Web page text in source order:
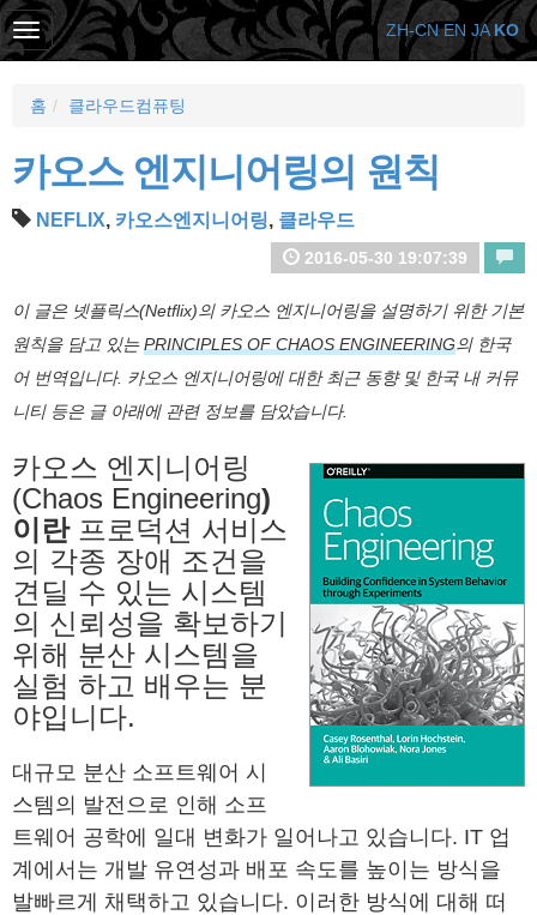
홈 클라우드컴퓨팅
카오스 엔지니어링의 원칙
NEFLIX, 카오스엔지니어링, 클라우드
2016-05-30 19:07:39
이 글은 넷플릭스(Netflix)의 카오스 엔지니어링을 설명하기 위한 기본
원칙을 담고 있는PRINCIPLES OF CHAOS ENGINEERING의 한국
어 번역입니다. 카오스 엔지니어링에 대한 최근 동향 및 한국 내 커뮤
니티 등은 글 아래에 관련 정보를 담았습니다.
카오스 엔지니어링
(Chaos Engineering)
이란프로덕션 서비스
의 각종 장애 조건을
견딜 수 있는 시스템
의 신뢰성을 확보하기
위해 분산 시스템을
실험 하고 배우는 분
야입니다.
대규모 분산 소프트웨어 시
스템의 발전으로 인해 소프
트웨어 공학에 일대 변화가 일어나고 있습니다. IT 업
계에서는 개발 유연성과 배포 속도를 높이는 방식을
발빠르게 채택하고 있습니다. 이러한 방식에 대해 떠
ZH-CN EN JA KO